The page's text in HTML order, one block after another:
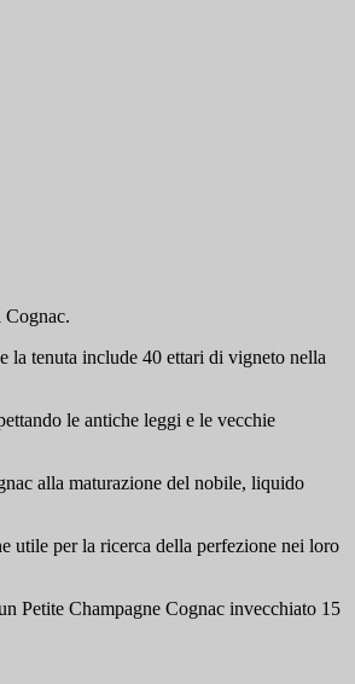
Cognac.
la tenuta include 40 ettari di vigneto nella
le antiche leggi e le vecchie
alla maturazione del nobile, liquido
utile per la ricerca della perfezione nei loro
Petite Champagne Cognac invecchiato 15